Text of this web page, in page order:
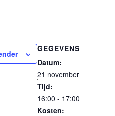
GEGEVENS
Datum:
21 november
Tijd:
16:00 - 17:00
Kosten: